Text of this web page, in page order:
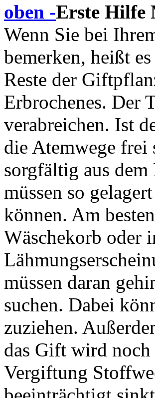
Erste Hilfe
Wenn Sie bei
bemerken, heißt
Reste der
Erbrochenes. Der
verabreichen. Ist
die Atemwege frei
sorgfältig aus
müssen so
können. Am
Wäschekorb oder
müssen daran
suchen. Dabei
zuziehen.
das Gift wird
Vergiftung